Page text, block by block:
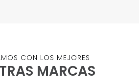
CON LOS MEJORES
MARCAS